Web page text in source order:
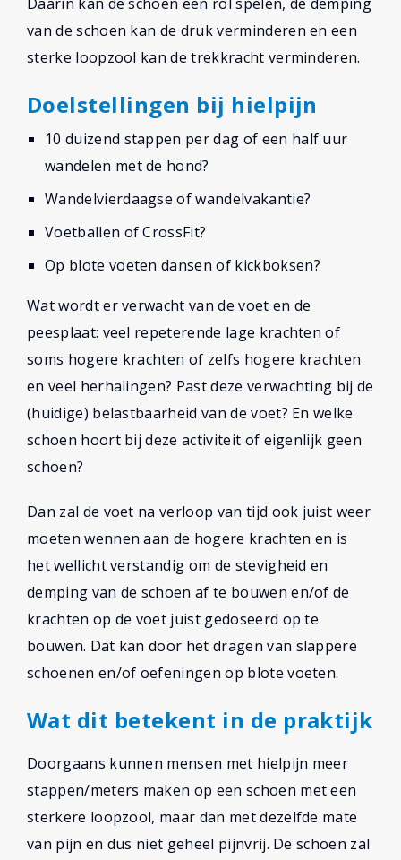
van de schoen kan de druk verminderen en een
sterke loopzool kan de trekkracht verminderen.
Doelstellingen bij hielpijn
10 duizend stappen per dag of een half uur
wandelen met de hond?
Wandelvierdaagse of wandelvakantie?
Voetballen of CrossFit?
Op blote voeten dansen of kickboksen?
Wat wordt er verwacht van de voet en de
peesplaat: veel repeterende lage krachten of
soms hogere krachten of zelfs hogere krachten
en veel herhalingen? Past deze verwachting bij de
(huidige) belastbaarheid van de voet? En welke
schoen hoort bij deze activiteit of eigenlijk geen
schoen?
Dan zal de voet na verloop van tijd ook juist weer
moeten wennen aan de hogere krachten en is
het wellicht verstandig om de stevigheid en
demping van de schoen af te bouwen en/of de
krachten op de voet juist gedoseerd op te
bouwen. Dat kan door het dragen van slappere
schoenen en/of oefeningen op blote voeten.
Wat dit betekent in de praktijk
Doorgaans kunnen mensen met hielpijn meer
stappen/meters maken op een schoen met een
sterkere loopzool, maar dan met dezelfde mate
van pijn en dus niet geheel pijnvrij. De schoen zal